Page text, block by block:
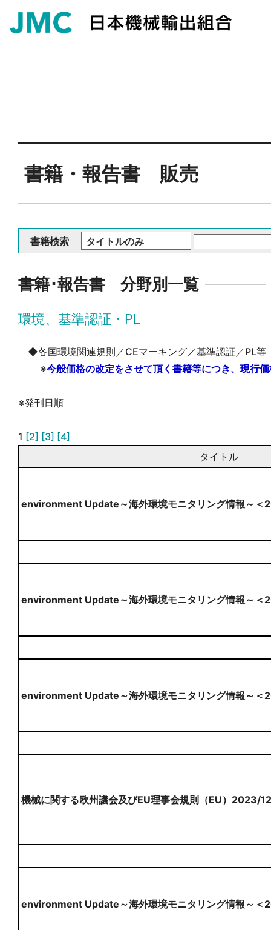
書籍・報告書 販売
書籍検索
書籍･報告書 分野別一覧
環境、基準認証・PL
◆各国環境関連規則／CEマーキング／基準認証／PL等
※今般価格の改定をさせて頂く書籍等につき、現行
※発刊日順
1 [2] [3] [4]
タイトル
environment Update～海外環境モニタリング情報～＜
environment Update～海外環境モニタリング情報～＜
environment Update～海外環境モニタリング情報～＜
機械に関する欧州議会及びEU理事会規則（EU）2023/
environment Update～海外環境モニタリング情報～＜